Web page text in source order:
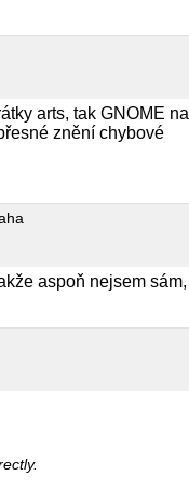
arts, tak GNOME na
znění chybové
aspoň nejsem sám,